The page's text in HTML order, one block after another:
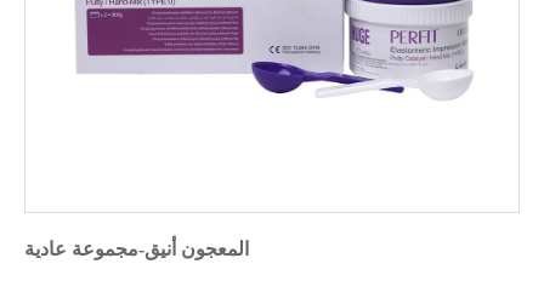
المعجون أنيق-مجموعة عادية